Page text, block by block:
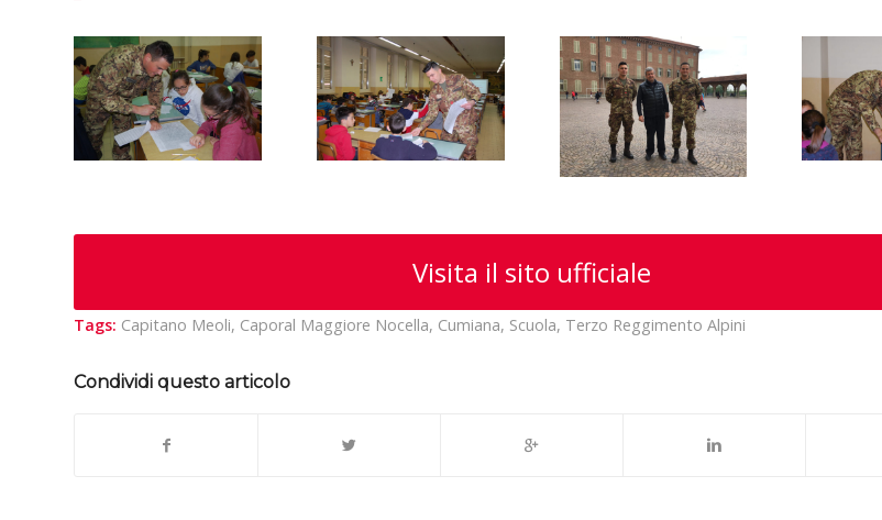
Visita il sito ufficiale
Tags: Capitano Meoli, Caporal Maggiore Nocella, Cumiana, Scuola, Terzo Reggimento Alpini
Condividi questo articolo